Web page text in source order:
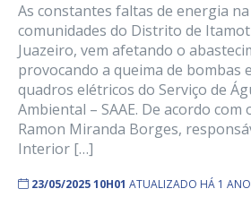
As constantes faltas de energia na
comunidades do Distrito de
Juazeiro, vem afetando o
provocando a queima de bombas
quadros elétricos do Serviço de
Ambiental – SAAE. De acordo
Ramon Miranda Borges,
Interior […]
23/05/2025 10H01 ATUALIZADO HÁ 1 ANO